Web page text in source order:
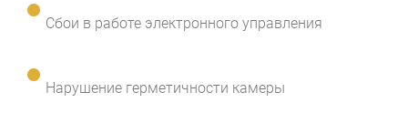
Сбои в работе электронного управления
Нарушение герметичности камеры